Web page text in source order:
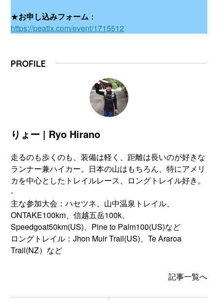
★お申し込みフォーム ：
https://peatix.com/event/1715512
PROFILE
りょー | Ryo Hirano
走るのも歩くのも、装備は軽く、距離は長いのが好きな
ランナー兼ハイカー。日本の山はもちろん、特にアメリ
カを中心としたトレイルレース、ロングトレイル好き。
-
主な参加大会：ハセツネ、山中温泉トレイル、
ONTAKE100km、信越五岳100k、
Speedgoat50km(US)、Pine to Palm100(US)など
ロングトレイル：Jhon Muir Trail(US)、Te Araroa
Trail(NZ）など
記事一覧へ